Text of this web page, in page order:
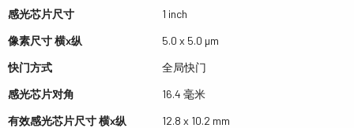
感光芯片尺寸
1 inch
像素尺寸 横x纵
5.0 x 5.0 µm
快门方式
全局快门
感光芯片对角
16.4 毫米
有效感光芯片尺寸 横x纵
12.8 x 10.2 mm